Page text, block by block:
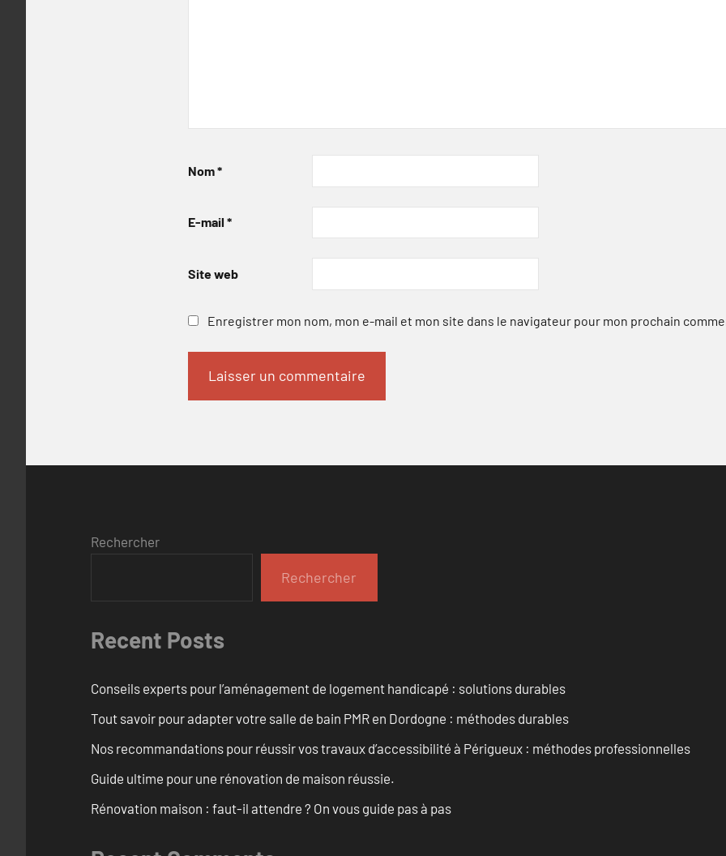
Nom*
E-mail *
Site web
Enregistrer mon nom, mon e-mail et mon site dans le navigateur pour mon prochain
Rechercher
Rechercher
Recent Posts
Conseils experts pour l’aménagement de logement handicapé : solutions durables
Tout savoir pour adapter votre salle de bain PMR en Dordogne : méthodes durables
Nos recommandations pour réussir vos travaux d’accessibilité à Périgueux : méthodes professionnelles
Guide ultime pour une rénovation de maison réussie.
Rénovation maison : faut-il attendre ? On vous guide pas à pas